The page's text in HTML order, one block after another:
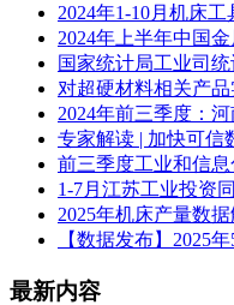
2024年1-10月机床
2024年上半年中国
国家统计局工业司
对超硬材料相关产
2024年前三季度：
专家解读 | 加快可信
前三季度工业和信
1-7月江苏工业投资
2025年机床产量数
【数据发布】2025
最新内容